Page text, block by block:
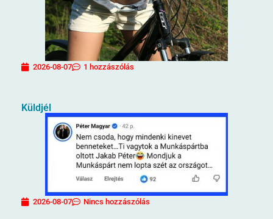
2026-08-07 1 hozzászólás
Küldjél
2026-08-07 Nincs hozzászólás